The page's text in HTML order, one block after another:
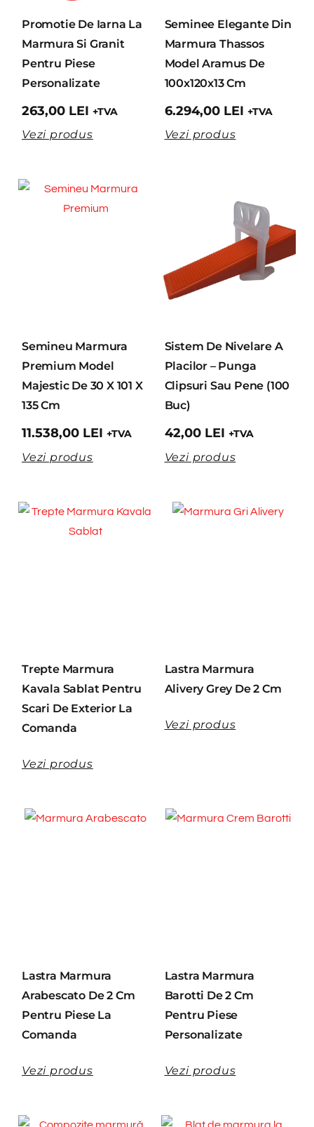
Promotie De Iarna La
Marmura Si Granit
Pentru Piese
Personalizate
263,00 LEI +TVA
Vezi produs
Seminee Elegante Din
Marmura Thassos
Model Aramus De
100x120x13 Cm
6.294,00 LEI +TVA
Vezi produs
Semineu Marmura
Premium Model
Majestic De 30 X 101 X
135 Cm
11.538,00 LEI +TVA
Vezi produs
Sistem De Nivelare A
Placilor – Punga
Clipsuri Sau Pene (100
Buc)
42,00 LEI +TVA
Vezi produs
Trepte Marmura
Kavala Sablat Pentru
Scari De Exterior La
Comanda
Vezi produs
Lastra Marmura
Alivery Grey De 2 Cm
Vezi produs
Lastra Marmura
Arabescato De 2 Cm
Pentru Piese La
Comanda
Vezi produs
Lastra Marmura
Barotti De 2 Cm
Pentru Piese
Personalizate
Vezi produs